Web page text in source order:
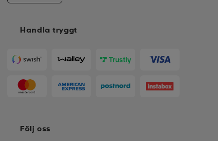
Handla tryggt
Följ oss